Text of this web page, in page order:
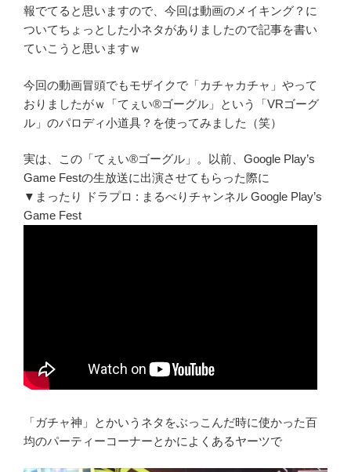
報でてると思いますので、今回は動画のメイキング？に
ついてちょっとした小ネタがありましたので記事を書い
ていこうと思いますｗ
今回の動画冒頭でもモザイクで「カチャカチャ」やって
おりましたがｗ「てぇい®ゴーグル」という「VRゴーグ
ル」のパロディ小道具？を使ってみました（笑）
実は、この「てぇい®ゴーグル」。以前、Google Play’s
Game Festの生放送に出演させてもらった際に
▼まったり ドラプロ : まるべりチャンネル Google Play’s
Game Fest
「ガチャ神」とかいうネタをぶっこんだ時に使かった百
均のパーティーコーナーとかによくあるヤーツで